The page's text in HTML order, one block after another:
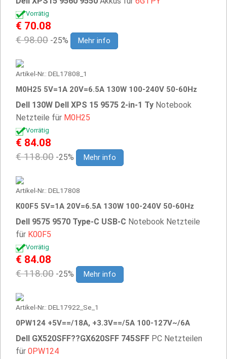
Vorrätig
€ 70.08
€ 98.00 -25% Mehr info
Artikel-Nr.: DEL17808_1
M0H25 5V=1A 20V=6.5A 130W 100-240V 50-60Hz
Dell 130W Dell XPS 15 9575 2-in-1 Ty Notebook
Netzteile für M0H25
Vorrätig
€ 84.08
€ 118.00 -25% Mehr info
Artikel-Nr.: DEL17808
K00F5 5V=1A 20V=6.5A 130W 100-240V 50-60Hz
Dell 9575 9570 Type-C USB-C Notebook Netzteile
für K00F5
Vorrätig
€ 84.08
€ 118.00 -25% Mehr info
Artikel-Nr.: DEL17922_Se_1
0PW124 +5V==/18A, +3.3V==/5A 100-127V~/6A
Dell GX520SFF??GX620SFF 745SFF PC Netzteilen
für 0PW124